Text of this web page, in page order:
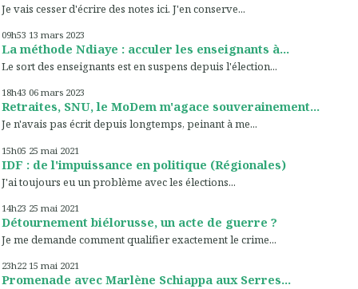
Je vais cesser d'écrire des notes ici. J'en conserve...
09h53 13 mars 2023
La méthode Ndiaye : acculer les enseignants à...
Le sort des enseignants est en suspens depuis l'élection...
18h43 06 mars 2023
Retraites, SNU, le MoDem m'agace souverainement...
Je n'avais pas écrit depuis longtemps, peinant à me...
15h05 25 mai 2021
IDF : de l'impuissance en politique (Régionales)
J'ai toujours eu un problème avec les élections...
14h23 25 mai 2021
Détournement biélorusse, un acte de guerre ?
Je me demande comment qualifier exactement le crime...
23h22 15 mai 2021
Promenade avec Marlène Schiappa aux Serres...